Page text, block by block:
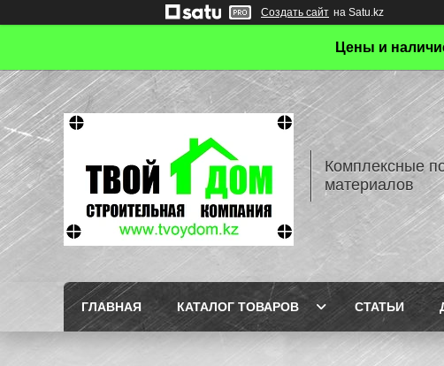
Создать сайт на Satu.kz
Цены и
Комплексные
материалов
ГЛАВНАЯ КАТАЛОГ ТОВАРОВ СТАТЬИ